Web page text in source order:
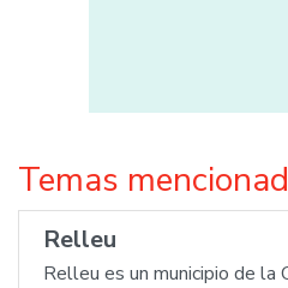
Temas
Relleu
Relleu es un municipio de la